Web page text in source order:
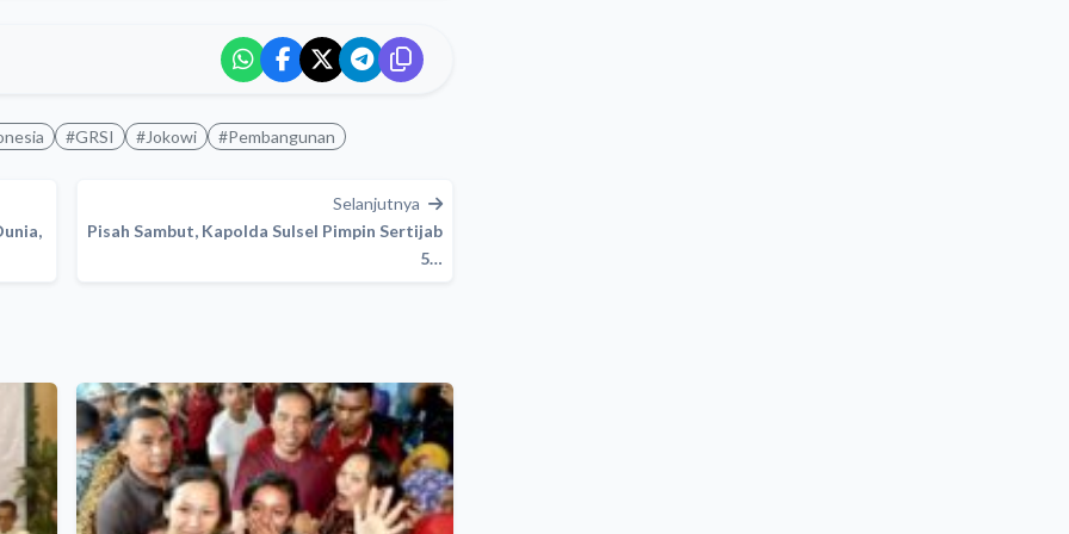
#GRSI #Jokowi #Pembangunan
Selanjutnya
Pisah Sambut, Kapolda Sulsel Pimpin Sertijab
5…